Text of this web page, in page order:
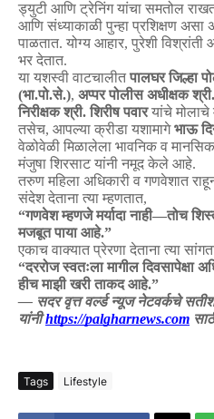
ड्युटी आणि ट्रेनिंग यांचा समतोल
आणि संध्याकाळी पुन्हा प्रशिक्षण असा
पाळतात. योग्य आहार, पुरेशी विश्रांती
भर देतात.
या यशस्वी वाटचालीत पालघर जिल्हा
(भा.पो.से.), अप्पर पोलीस अधीक्षक श्री
निरीक्षक श्री.शिरीष पवार यांचे मोलाचे
तसेच, आपल्या क्रीडा यशामागे भाऊ
वेळोवेळी मिळालेला भावनिक व मानसिक
मंजुषा शिरसाट यांनी नमूद केले आहे.
तरुण महिला अधिकारी व गणवेशात
संदेश देताना त्या म्हणतात,
“गणवेश म्हणजे मर्यादा नाही—तोच
मजबूत पाया आहे.”
एकाच वाक्यात प्रेरणा देताना त्या
“दररोज स्वतःला मागील दिवसापेक्षा
हीच माझी खरी ताकद आहे.”
— सदर वृत्त वर्ल्ड न्यूज नेटवर्कचे सतीश
यांनी https://palgharnews.com
Tags Lifestyle